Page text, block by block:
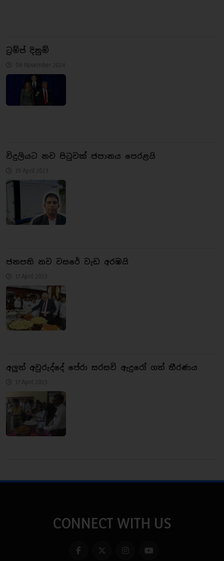
ට්‍රම්ප් දිනුම්
06 November 2024
විදුලියට නව පිටුවක් ජපානය පෙරළයි
19 April 2023
ජනපති නව වසරේ වැඩ අරඹයි
17 April 2023
අලුත් අවුරුද්දේ පේරා සරසවි ඇදුරෝ ගත් තීරණය
17 April 2023
CONNECT WITH US